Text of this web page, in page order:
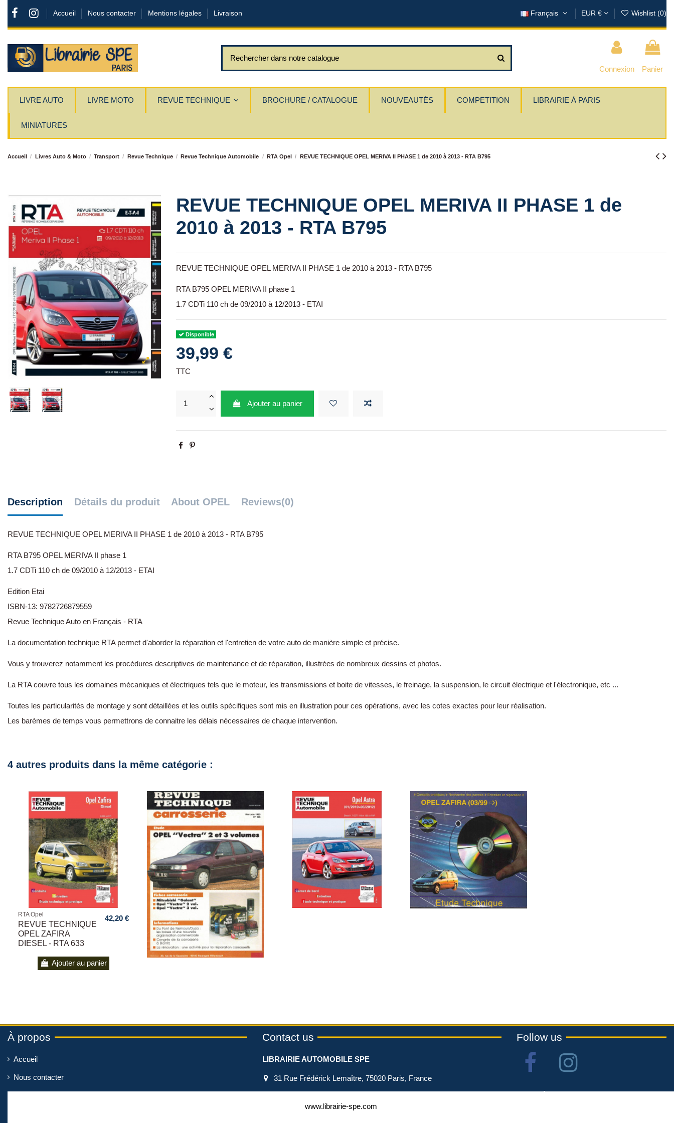
Accueil Nous contacter Mentions légales Livraison Français EUR € Wishlist (0)
Connexion Panier
LIVRE AUTO LIVRE MOTO REVUE TECHNIQUE BROCHURE / CATALOGUE NOUVEAUTÉS COMPETITION LIBRAIRIE À PARIS
MINIATURES
Accueil Livres Auto & Moto Transport Revue Technique Revue Technique Automobile RTA Opel REVUE TECHNIQUE OPEL MERIVA II PHASE 1 de 2010 à 2013 - RTA B795
REVUE TECHNIQUE OPEL MERIVA II PHASE 1 de
2010 à 2013 - RTA B795
REVUE TECHNIQUE OPEL MERIVA II PHASE 1 de 2010 à 2013 - RTA B795
RTA B795 OPEL MERIVA II phase 1
1.7 CDTi 110 ch de 09/2010 à 12/2013 - ETAI
Disponible
39,99 €
TTC
Ajouter au panier
Description Détails du produit About OPEL Reviews(0)
REVUE TECHNIQUE OPEL MERIVA II PHASE 1 de 2010 à 2013 - RTA B795
RTA B795 OPEL MERIVA II phase 1
1.7 CDTi 110 ch de 09/2010 à 12/2013 - ETAI
Edition Etai
ISBN-13: 9782726879559
Revue Technique Auto en Français - RTA
La documentation technique RTA permet d'aborder la réparation et l'entretien de votre auto de manière simple et précise.
Vous y trouverez notamment les procédures descriptives de maintenance et de réparation, illustrées de nombreux dessins et photos.
La RTA couvre tous les domaines mécaniques et électriques tels que le moteur, les transmissions et boite de vitesses, le freinage, la suspension, le circuit électrique et l'électronique, etc ...
Toutes les particularités de montage y sont détaillées et les outils spécifiques sont mis en illustration pour ces opérations, avec les cotes exactes pour leur réalisation.
Les barèmes de temps vous permettrons de connaitre les délais nécessaires de chaque intervention.
4 autres produits dans la même catégorie :
RTA Opel
REVUE TECHNIQUE
OPEL ZAFIRA
DIESEL - RTA 633
42,20 €
Ajouter au panier
À propos
Accueil
Nous contacter
Contact us
LIBRAIRIE AUTOMOBILE SPE
31 Rue Frédérick Lemaître, 75020 Paris, France
Follow us
Newsletter
www.librairie-spe.com